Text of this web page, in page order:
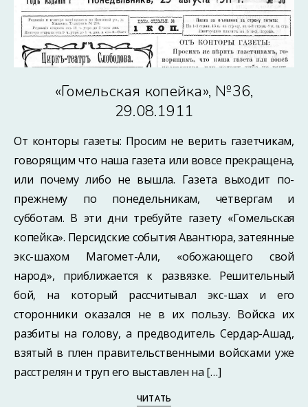
«Гомельская копейка», №36,
29.08.1911
От конторы газеты: Просим не верить газетчикам,
говорящим что наша газета или вовсе прекращена,
или почему либо не вышла. Газета выходит по-
прежнему по понедельникам, четвергам и
субботам. В эти дни требуйте газету «Гомельская
копейка». Персидские события Авантюра, затеянные
экс-шахом Магомет-Али, «обожающего свой
народ», приближается к развязке. Решительный
бой, на который рассчитывал экс-шах и его
сторонники оказался не в их пользу. Войска их
разбиты на голову, а предводитель Сердар-Ашад,
взятый в плен правительственными войсками уже
расстрелян и труп его выставлен на […]
ЧИТАТЬ